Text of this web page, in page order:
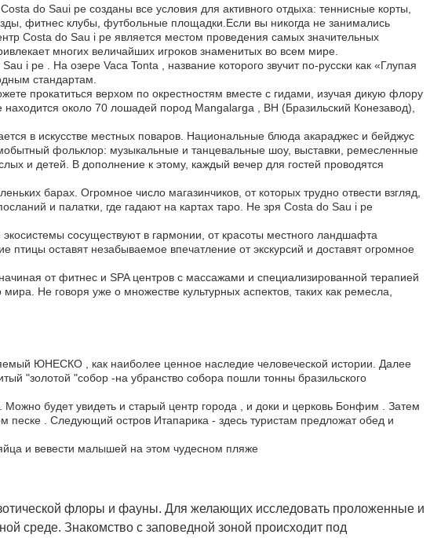
do Saui pe созданы все условия для активного отдыха: теннисные корты,
фитнес клубы, футбольные площадки.Если вы никогда не занимались
Costa do Sau i pe является местом проведения самых значительных
многих величайших игроков знаменитых во всем мире.
i pe . На озере Vaca Tonta , название которого звучит по-русски как «Глупая
стандартам.
прокатиться верхом по окрестностям вместе с гидами, изучая дикую флору
около 70 лошадей пород Mangalarga , BH (Бразильский Конезавод),
в искусстве местных поваров. Национальные блюда акараджес и бейджус
фольклор: музыкальные и танцевальные шоу, выставки, ремесленные
и детей. В дополнение к этому, каждый вечер для гостей проводятся
барах. Огромное число магазинчиков, от которых трудно отвести взгляд,
и палатки, где гадают на картах таро. Не зря Costa do Sau i pe
сосуществуют в гармонии, от красоты местного ландшафта
оставят незабываемое впечатление от экскурсий и доставят огромное
от фитнес и SPA центров с массажами и специализированной терапией
Не говоря уже о множестве культурных аспектов, таких как ремесла,
ЮНЕСКО , как наиболее ценное наследие человеческой истории. Далее
"золотой "собор -на убранство собора пошли тонны бразильского
Можно будет увидеть и старый центр города , и доки и церковь Бонфим . Затем
песке . Следующий остров Итапарика - здесь туристам предложат обед и
и вевести малышей на этом чудесном пляже
флоры и фауны. Для желающих исследовать проложенные и
среде. Знакомство с заповедной зоной происходит под